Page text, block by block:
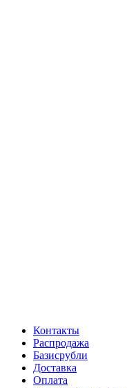
Контакты
Распродажа
Базисрубли
Доставка
Оплата